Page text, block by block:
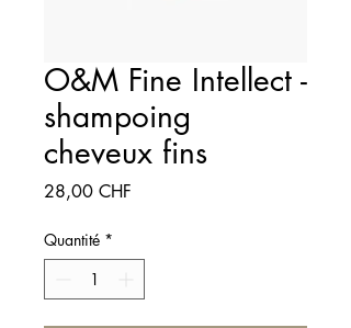
O&M Fine Intellect -
shampoing
cheveux fins
28,00 CHF
Quantité *